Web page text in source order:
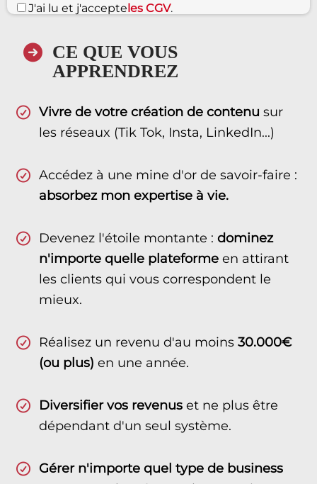
J'ai lu et j'accepteles CGV.
CE QUE VOUS
APPRENDREZ
Vivre de votre création de contenu sur
les réseaux (Tik Tok, Insta, LinkedIn...)
Accédez à une mine d'or de savoir-faire :
absorbez mon expertise à vie.
Devenez l'étoile montante : dominez
n'importe quelle plateforme en attirant
les clients qui vous correspondent le
mieux.
Réalisez un revenu d'au moins 30.000€
(ou plus) en une année.
Diversifier vos revenus et ne plus être
dépendant d'un seul système.
Gérer n'importe quel type de business